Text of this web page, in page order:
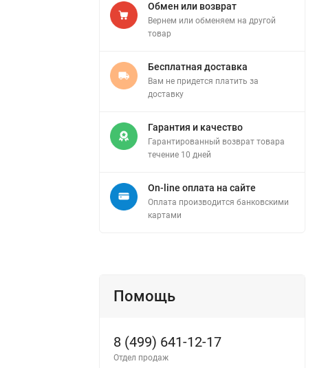
Обмен или возврат
Вернем или обменяем на другой
товар
Бесплатная доставка
Вам не придется платить за
доставку
Гарантия и качество
Гарантированный возврат товара
течение 10 дней
On-line оплата на сайте
Оплата производится банковскими
картами
Помощь
8 (499) 641-12-17
Отдел продаж